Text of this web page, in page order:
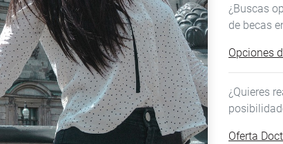
¿Buscas
de becas
Opciones
¿Quieres
Oferta